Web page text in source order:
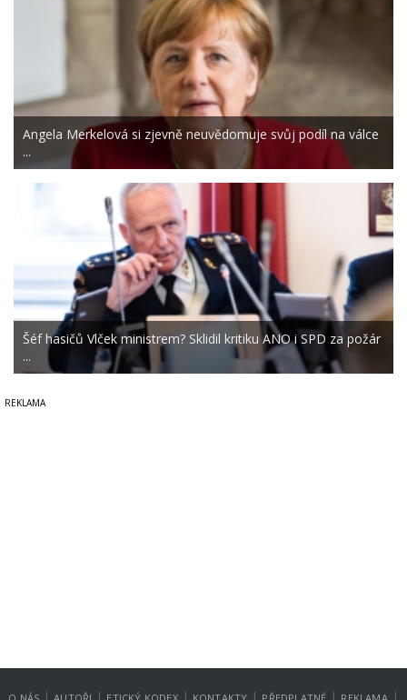
Angela Merkelová si zjevně neuvědomuje svůj podíl na válce
...
Šéf hasičů Vlček ministrem? Sklidil kritiku ANO i SPD za požár
...